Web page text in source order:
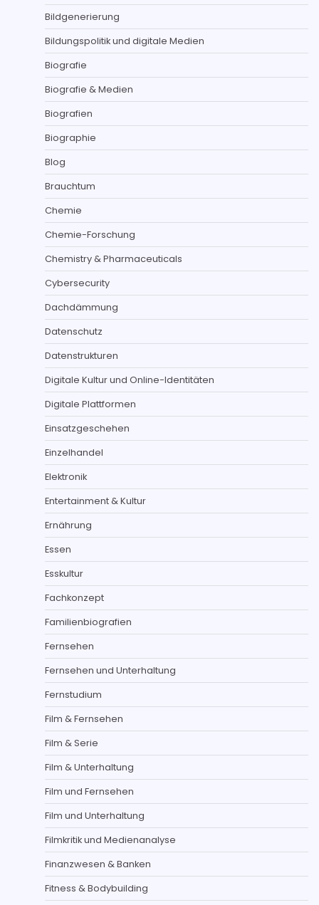
Bildgenerierung
Bildungspolitik und digitale Medien
Biografie
Biografie & Medien
Biografien
Biographie
Blog
Brauchtum
Chemie
Chemie-Forschung
Chemistry & Pharmaceuticals
Cybersecurity
Dachdämmung
Datenschutz
Datenstrukturen
Digitale Kultur und Online-Identitäten
Digitale Plattformen
Einsatzgeschehen
Einzelhandel
Elektronik
Entertainment & Kultur
Ernährung
Essen
Esskultur
Fachkonzept
Familienbiografien
Fernsehen
Fernsehen und Unterhaltung
Fernstudium
Film & Fernsehen
Film & Serie
Film & Unterhaltung
Film und Fernsehen
Film und Unterhaltung
Filmkritik und Medienanalyse
Finanzwesen & Banken
Fitness & Bodybuilding